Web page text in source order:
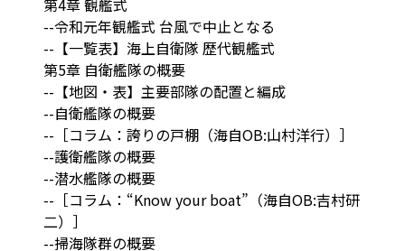
--令和元年観艦式 台風で中止となる
--【一覧表】海上自衛隊 歴代観艦式
第5章 自衛艦隊の概要
--【地図・表】主要部隊の配置と編成
--自衛艦隊の概要
--［コラム：誇りの戸棚（海自OB:山村洋行）］
--護衛艦隊の概要
--潜水艦隊の概要
--［コラム：“Know your boat”（海自OB:吉村研
二）］
--掃海隊群の概要